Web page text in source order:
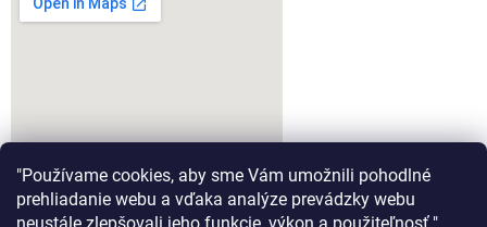
"Používame cookies, aby sme Vám umožnili pohodlné
prehliadanie webu a vďaka analýze prevádzky webu